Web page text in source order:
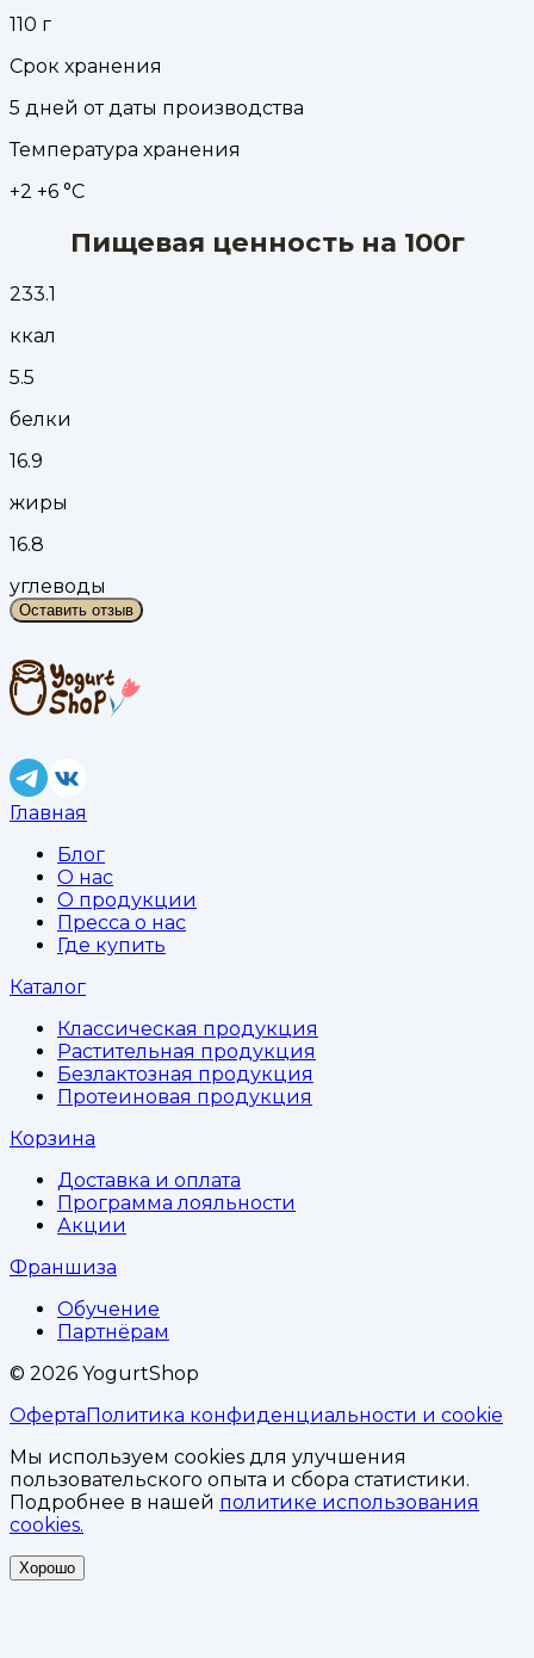
110 г
Срок хранения
5 дней от даты производства
Температура хранения
+2 +6 °С
Пищевая ценность на 100г
233.1
ккал
5.5
белки
16.9
жиры
16.8
углеводы
Оставить отзыв
Главная
Блог
О нас
О продукции
Пресса о нас
Где купить
Каталог
Классическая продукция
Растительная продукция
Безлактозная продукция
Протеиновая продукция
Корзина
Доставка и оплата
Программа лояльности
Акции
Франшиза
Обучение
Партнёрам
© 2026 YogurtShop
ОфертаПолитика конфиденциальности и cookie
Мы используем cookies для улучшения
пользовательского опыта и сбора статистики.
Подробнее в нашей политике использования
cookies.
Хорошо